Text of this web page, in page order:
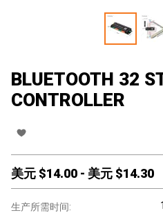
BLUETOOTH 32
CONTROLLER
美元 $14.00 - 美元 $14.30
生产所需时间: